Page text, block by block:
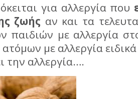
για αλλεργία που
ζωής αν και τα
παιδιών με αλλεργία
με αλλεργία
την αλλεργία….